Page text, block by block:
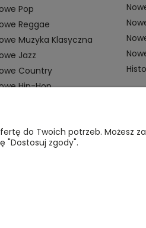
Pop
Reggae
Muzyka Klasyczna
Jazz
Country
Hip-Hop
POMOC
Regulamin sklepu
do Twoich potrzeb. Możesz
"Dostosuj zgody".